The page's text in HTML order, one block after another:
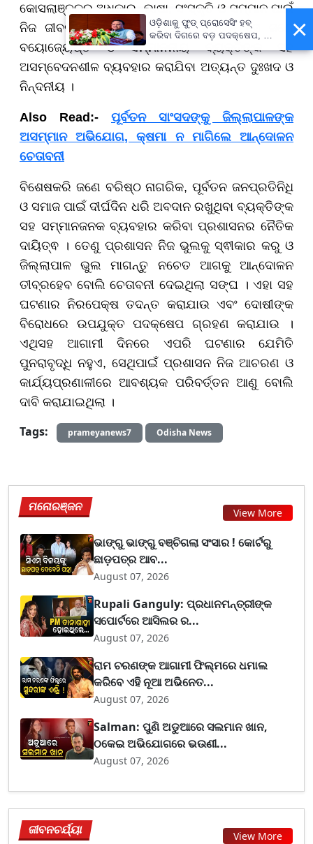
କୋସଲାଞ୍ଚଳର ଅଧିକାର, ଭାଷା, ସଂସ୍କୃତି ଓ ସମ୍ମାନ ପାଇଁ
ନିଜ ଜୀବନକୁ ବାଜି ଲଗାଇଛନ୍ତି । ଏପରିକି ସେ ଜଣେ
ବୟୋଜ୍ୟେଷ୍ଠ ଓ ସମ୍ମାନନୀୟ ବ୍ୟକ୍ତିଙ୍କ ସହ
ଅସମ୍ବେଦନଶୀଳ ବ୍ୟବହାର କରାଯିବା ଅତ୍ୟନ୍ତ ଦୁଃଖଦ ଓ
ନିନ୍ଦନୀୟ ।
Also Read:- ପୂର୍ବତନ ସାଂସଦଙ୍କୁ ଜିଲ୍ଲାପାଳଙ୍କ
ଅସମ୍ମାନ ଅଭିଯୋଗ, କ୍ଷମା ନ ମାଗିଲେ ଆନ୍ଦୋଳନ
ଚେତାବନୀ
ବିଶେଷକରି ଜଣେ ବରିଷ୍ଠ ନାଗରିକ, ପୂର୍ବତନ ଜନପ୍ରତିନିଧି
ଓ ସମାଜ ପାଇଁ ଦୀର୍ଘଦିନ ଧରି ଅବଦାନ ରଖୁଥିବା ବ୍ୟକ୍ତିଙ୍କ
ସହ ସମ୍ମାନଜନକ ବ୍ୟବହାର କରିବା ପ୍ରଶାସନର ନୈତିକ
ଦାୟିତ୍ଵ । ତେଣୁ ପ୍ରଶାସନ ନିଜ ଭୁଲକୁ ସ୍ଵୀକାର କରୁ ଓ
ଜିଲ୍ଲାପାଳ ଭୁଲ ମାଗନ୍ତୁ ନଚେତ ଆଗକୁ ଆନ୍ଦୋଳନ
ତୀବ୍ରହେବ ବୋଲି ଚେତାବନୀ ଦେଇଥିଲା ସଙ୍ଘ । ଏହା ସହ
ଘଟଣାର ନିରପେକ୍ଷ ତଦନ୍ତ କରାଯାଉ ଏବଂ ଦୋଷୀଙ୍କ
ବିରୋଧରେ ଉପଯୁକ୍ତ ପଦକ୍ଷେପ ଗ୍ରହଣ କରାଯାଉ ।
ଏଥିସହ ଆଗାମୀ ଦିନରେ ଏପରି ଘଟଣାର ଯେମିତି
ପୁନରାବୃଦ୍ଧି ନହୁଏ, ସେଥିପାଇଁ ପ୍ରଶାସନ ନିଜ ଆଚରଣ ଓ
କାର୍ଯ୍ୟପ୍ରଣାଳୀରେ ଆବଶ୍ୟକ ପରିବର୍ତ୍ତନ ଆଣୁ ବୋଲି
ଦାବି କରାଯାଇଥିଲା ।
Tags: prameyanews7 Odisha News
ମନୋରଞ୍ଜନ View More
ଭାଙ୍ଗୁ ଭାଙ୍ଗୁ ବଞ୍ଚିଗଲା ସଂସାର ! କୋର୍ଟରୁ
ଛାଡ଼ପତ୍ର ଆବ...
August 07, 2026
Rupali Ganguly: ପ୍ରଧାନମନ୍ତ୍ରୀଙ୍କ
ସପୋର୍ଟରେ ଆସିଲର ର...
August 07, 2026
ରାମ ଚରଣଙ୍କ ଆଗାମୀ ଫିଲ୍ମରେ ଧମାଲ
କରିବେ ଏହି ନୂଆ ଅଭିନେତ...
August 07, 2026
Salman: ପୁଣି ଅଡୁଆରେ ସଲମାନ ଖାନ,
ଠକେଇ ଅଭିଯୋଗରେ ଭଉଣୀ...
August 07, 2026
ଜୀବନଚର୍ଯ୍ୟା View More
×
ଓଡ଼ିଶାକୁ ଫୁଡ୍ ପ୍ରୋସେସିଂ ହବ୍
କରିବା ଦିଗରେ ବଡ଼ ପଦକ୍ଷେପ, ୪୨
ହଜାରରୁ ଅଧିକ ନିଯୁକ୍ତି ସୁଯୋଗ